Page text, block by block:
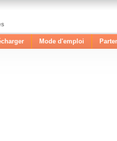
Mode d'emploi